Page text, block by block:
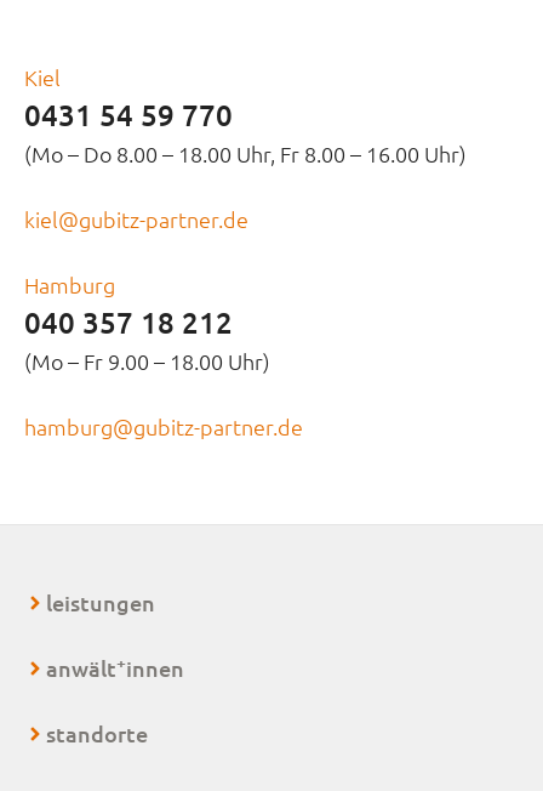
Kiel
0431 54 59 770
(Mo – Do 8.00 – 18.00 Uhr, Fr 8.00 – 16.00 Uhr)
kiel@gubitz-partner.de
Hamburg
040 357 18 212
(Mo – Fr 9.00 – 18.00 Uhr)
hamburg@gubitz-partner.de
leistungen
anwält+innen
standorte